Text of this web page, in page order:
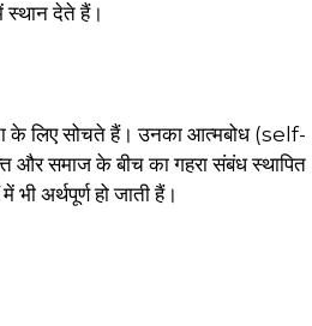
स्थान देते हैं।
के लिए सोचते हैं। उनका आत्मबोध (self-
समाज के बीच का गहरा संबंध स्थापित
अर्थपूर्ण हो जाती हैं।